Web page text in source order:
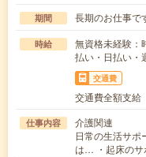
期間 長期のお仕事
時給
無資格未経験
払い・日払い・
交通費
交通費全額支給
仕事内容
介護関連
日常の生活サポ
は… ・起床のサ